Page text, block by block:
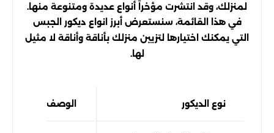
لمنزلك، وقد انتشرت مؤخراً أنواع عديدة ومتنوعة منها.
في هذا القائمة، سنستعرض أبرز انواع ديكور الجبس
التي يمكنك اختيارها لتزيين منزلك بأناقة وأناقة لا مثيل
لها.
نوع الديكور الوصف